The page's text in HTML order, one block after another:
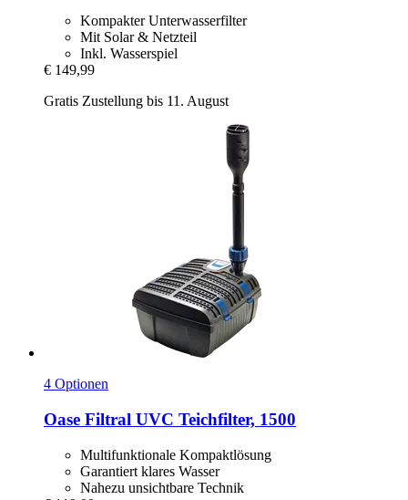
Kompakter Unterwasserfilter
Mit Solar & Netzteil
Inkl. Wasserspiel
€ 149,99
Gratis Zustellung bis 11. August
4 Optionen
Oase Filtral UVC Teichfilter, 1500
Multifunktionale Kompaktlösung
Garantiert klares Wasser
Nahezu unsichtbare Technik